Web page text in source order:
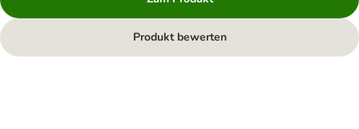
Produkt bewerten